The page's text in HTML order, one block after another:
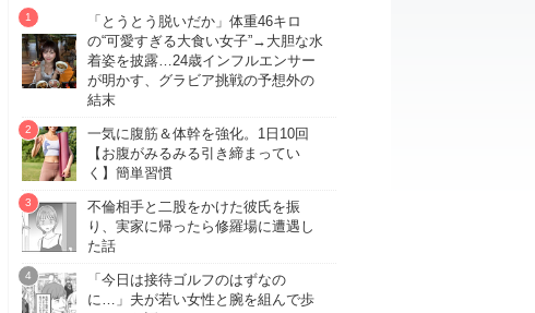
「とうとう脱いだか」体重46キロ
の“可愛すぎる大食い女子”→大胆な水
着姿を披露…24歳インフルエンサー
が明かす、グラビア挑戦の予想外の
結末
一気に腹筋＆体幹を強化。1日10回
【お腹がみるみる引き締まってい
く】簡単習慣
不倫相手と二股をかけた彼氏を振
り、実家に帰ったら修羅場に遭遇し
た話
「今日は接待ゴルフのはずなの
に…」夫が若い女性と腕を組んで歩